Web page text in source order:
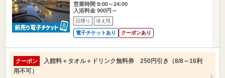
営業時間 9:00～24:00
入浴料金 900円～
日帰り 冷え性
電子チケットあり クーポンあり
クーポン
入館料＋タオル＋ドリンク無料券 250円引き（8/8～16利
用不可）